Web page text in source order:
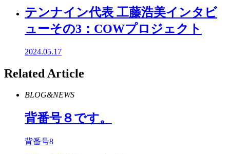
テンナイン代表 工藤浩美インタビ
ューその3：COWプロジェクト
2024.05.17
Related Article
BLOG&NEWS
背番号８です。
背番号8